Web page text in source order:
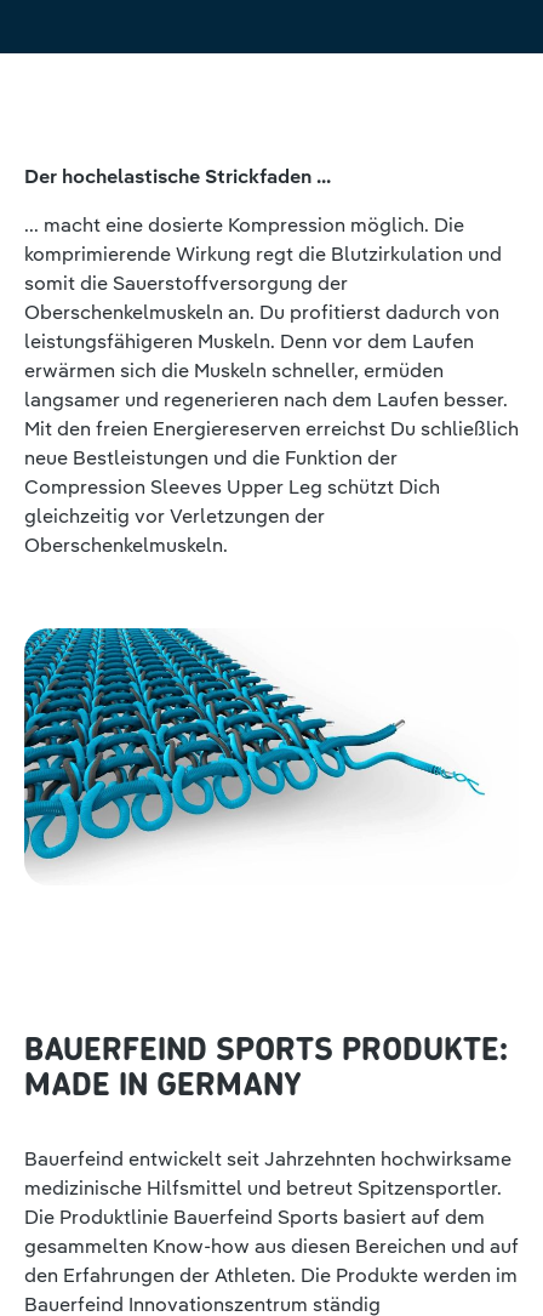
Der hochelastische Strickfaden ...
... macht eine dosierte Kompression möglich. Die
komprimierende Wirkung regt die Blutzirkulation und
somit die Sauerstoffversorgung der
Oberschenkelmuskeln an. Du profitierst dadurch von
leistungsfähigeren Muskeln. Denn vor dem Laufen
erwärmen sich die Muskeln schneller, ermüden
langsamer und regenerieren nach dem Laufen besser.
Mit den freien Energiereserven erreichst Du schließlich
neue Bestleistungen und die Funktion der
Compression Sleeves Upper Leg schützt Dich
gleichzeitig vor Verletzungen der
Oberschenkelmuskeln.
BAUERFEIND SPORTS PRODUKTE:
MADE IN GERMANY
Bauerfeind entwickelt seit Jahrzehnten hochwirksame
medizinische Hilfsmittel und betreut Spitzensportler.
Die Produktlinie Bauerfeind Sports basiert auf dem
gesammelten Know-how aus diesen Bereichen und auf
den Erfahrungen der Athleten. Die Produkte werden im
Bauerfeind Innovationszentrum ständig